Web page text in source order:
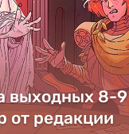
выходных 8-9
от редакции